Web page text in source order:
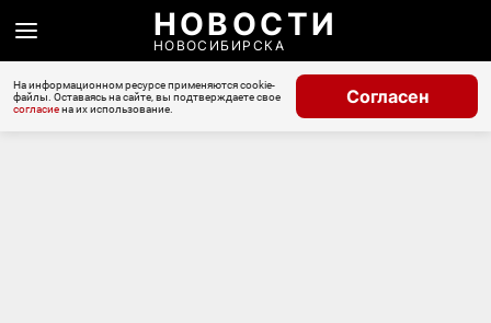
НОВОСТИ
НОВОСИБИРСКА
На информационном ресурсе применяются cookie-
файлы. Оставаясь на сайте, вы подтверждаете свое
согласиена их использование.
Согласен